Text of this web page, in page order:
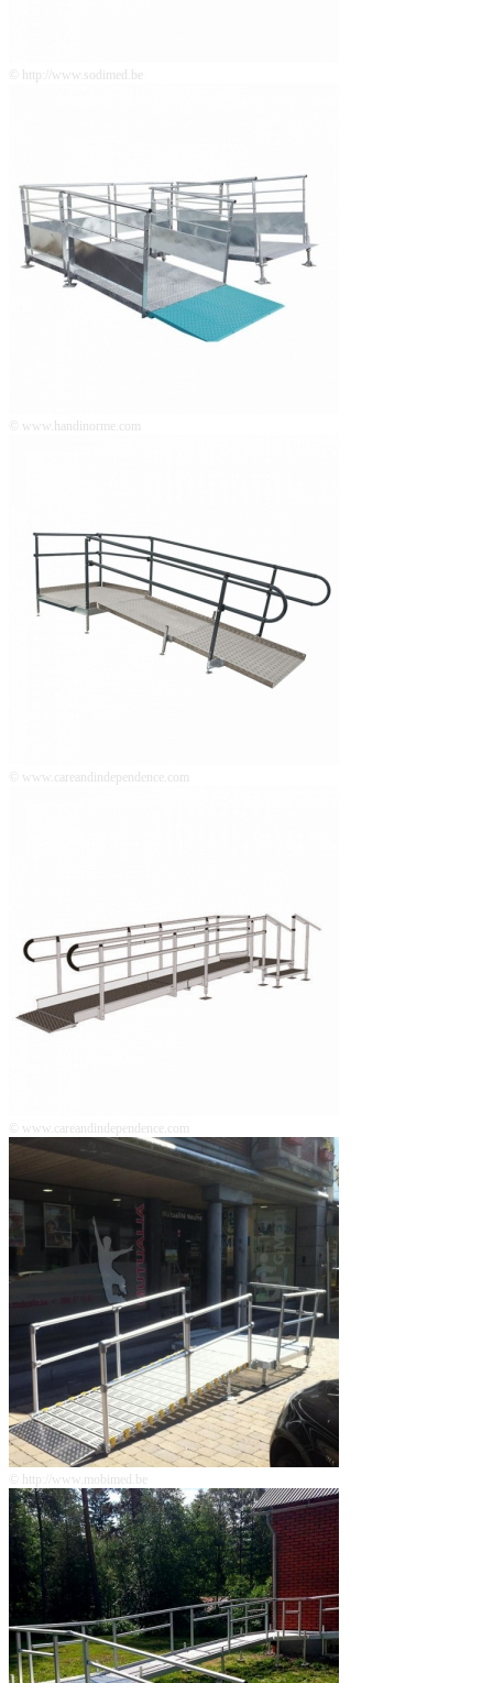
© http://www.sodimed.be
© www.handinorme.com
© www.careandindependence.com
© www.careandindependence.com
© http://www.mobimed.be